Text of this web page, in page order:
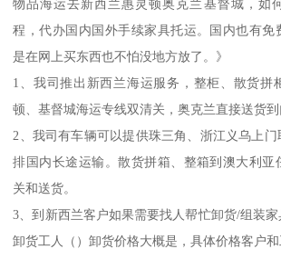
物品海运去新西兰惠灵顿奥克兰基督城，如
程，代办国内国外手续家具托运。国内也有免
是在网上买东西也不怕没地方放了。》
1、我司推出新西兰海运服务，整柜、散货拼
顿、基督城海运专线双清关，奥克兰直接送货到
2、我司有车辆可以提供珠三角、浙江义乌上
排国内长途运输。散货拼箱、整箱到澳大利亚
关和送货。
3、到新西兰客户如果需要找人帮忙卸货/组装
卸货工人（）卸货价格大概是，具体价格客户和